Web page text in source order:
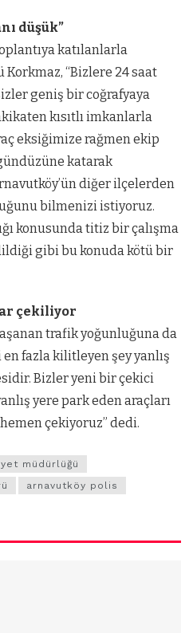
düşük”
katılanlarla
“Bizlere 24 saat
geniş bir coğrafyaya
kısıtlı imkanlarla
eksiğimize rağmen ekip
katarak
diğer ilçelerden
bilmenizi istiyoruz.
konusunda titiz bir çalışma
gibi bu konuda kötü bir
çekiliyor
trafik yoğunluğuna da
fazla kilitleyen şey yanlış
Bizler yeni bir çekici
yere park eden araçları
çekiyoruz” dedi.
müdürlüğü
arnavutköy polis